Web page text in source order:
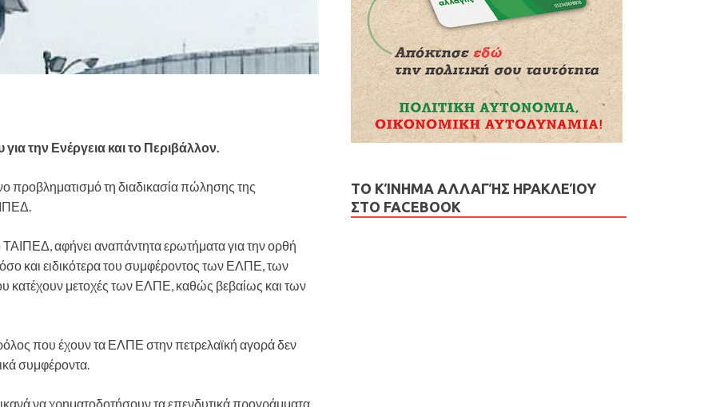
την Ενέργεια και το Περιβάλλον.
προβληματισμό τη διαδικασία πώλησης της
αφήνει αναπάντητα ερωτήματα για την ορθή
και ειδικότερα του συμφέροντος των ΕΛΠΕ, των
μετοχές των ΕΛΠΕ, καθώς βεβαίως και των
που έχουν τα ΕΛΠΕ στην πετρελαϊκή αγορά δεν
συμφέροντα.
να χρηματοδοτήσουν τα επενδυτικά προγράμματα
ΤΟ ΚΊΝΗΜΑ ΑΛΛΑΓΉΣ ΗΡΑΚΛΕΊΟΥ
ΣΤΟ FACEBOOK